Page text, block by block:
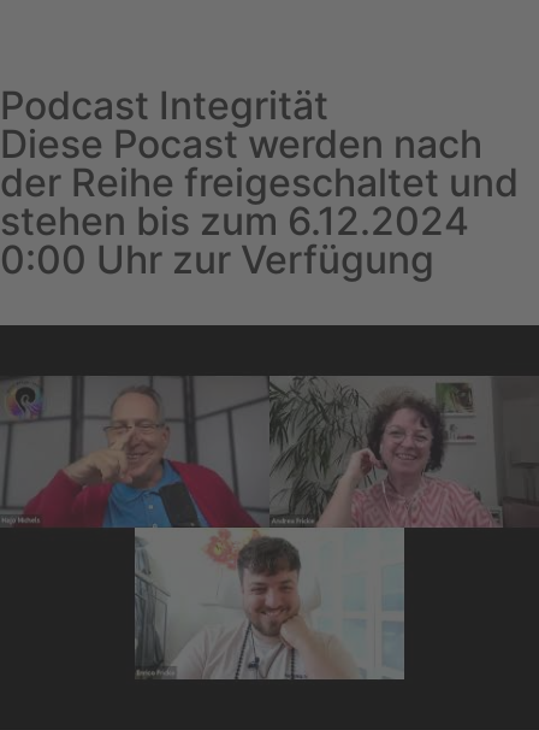
Podcast Integrität
Diese Pocast werden nach
der Reihe freigeschaltet und
stehen bis zum 6.12.2024
0:00 Uhr zur Verfügung